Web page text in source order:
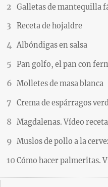
Galletas de mantequilla
Receta de hojaldre
Albóndigas en salsa
Pan golfo, el pan con
Molletes de masa blanca
Crema de espárragos
Magdalenas. Vídeo receta
Muslos de pollo a la
Cómo hacer palmeritas.